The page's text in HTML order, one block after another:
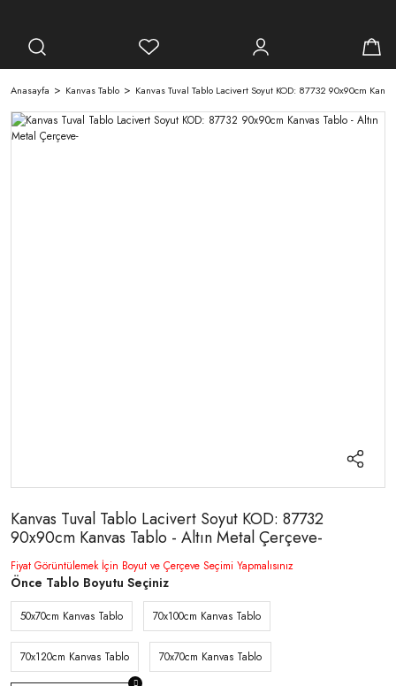
Anasayfa Kanvas Tablo Kanvas Tuval Tablo Lacivert Soyut KOD: 87732 90x90cm
Kanvas Tuval Tablo Lacivert Soyut KOD: 87732
90x90cm Kanvas Tablo - Altın Metal Çerçeve-
Fiyat Görüntülemek İçin Boyut ve Çerçeve Seçimi Yapmalısınız
Önce Tablo Boyutu Seçiniz
50x70cm Kanvas Tablo 70x100cm Kanvas Tablo
70x120cm Kanvas Tablo 70x70cm Kanvas Tablo